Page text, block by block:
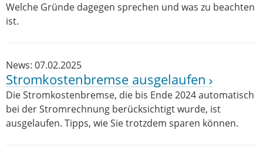
Welche Gründe dagegen sprechen und was zu beachten
ist.
News: 07.02.2025
Stromkostenbremse ausgelaufen
Die Stromkostenbremse, die bis Ende 2024 automatisch
bei der Stromrechnung berücksichtigt wurde, ist
ausgelaufen. Tipps, wie Sie trotzdem sparen können.